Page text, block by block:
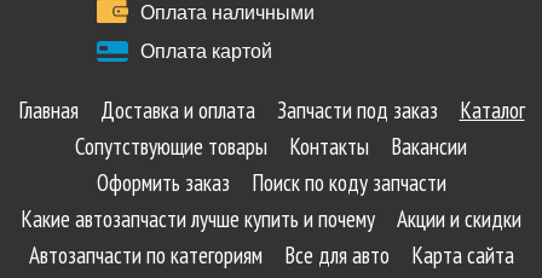
Оплата наличными
Оплата картой
Главная Доставка и оплата Запчасти под заказ
Каталог
Сопутствующие товары
Контакты
Вакансии
Оформить заказ
Поиск по коду запчасти
Какие автозапчасти лучше купить и почему
Акции и скидки
Автозапчасти по категориям
Все для авто Карта сайта